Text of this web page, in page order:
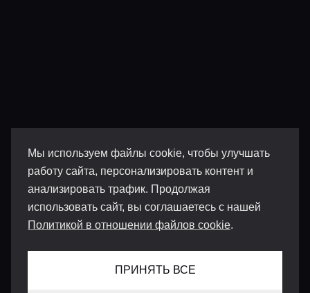
Мы используем файлы cookie, чтобы улучшать
работу сайта, персонализировать контент и
анализировать трафик. Продолжая
использовать сайт, вы соглашаетесь с нашей
Политикой в отношении файлов cookie.
ПРИНЯТЬ ВСЕ